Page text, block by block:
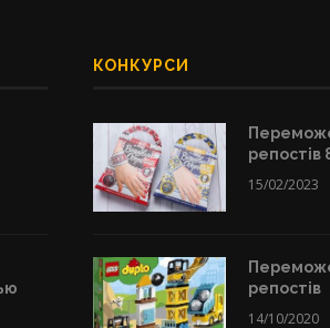
КОНКУРСИ
репостів
15/02/2023
репостів
14/10/2020